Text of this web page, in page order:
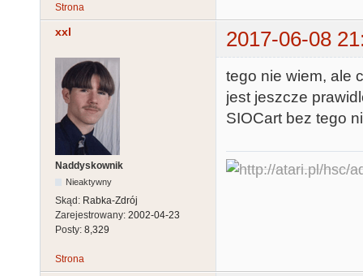
Strona
xxl 2017-06-08
Naddyskownik
Nieaktywny
Skąd: Rabka-Zdrój
Zarejestrowany: 2002-04-23
Posty: 8,329
tego nie wiem, ale
jest jeszcze
SIOCart bez tego
Strona